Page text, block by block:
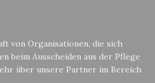
von Organisationen, die sich
beim Ausscheiden aus der Pflege
über unsere Partner im Bereich